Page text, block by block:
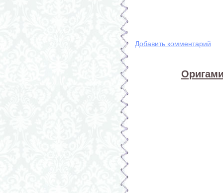
Добавить комментарий